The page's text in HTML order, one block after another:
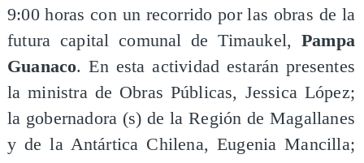
9:00 horas con un recorrido por las obras de la
futura capital comunal de Timaukel,Pampa
Guanaco. En esta actividad estarán presentes
la ministra de Obras Públicas, Jessica López;
la gobernadora (s) de la Región de Magallanes
y de la Antártica Chilena, Eugenia Mancilla;